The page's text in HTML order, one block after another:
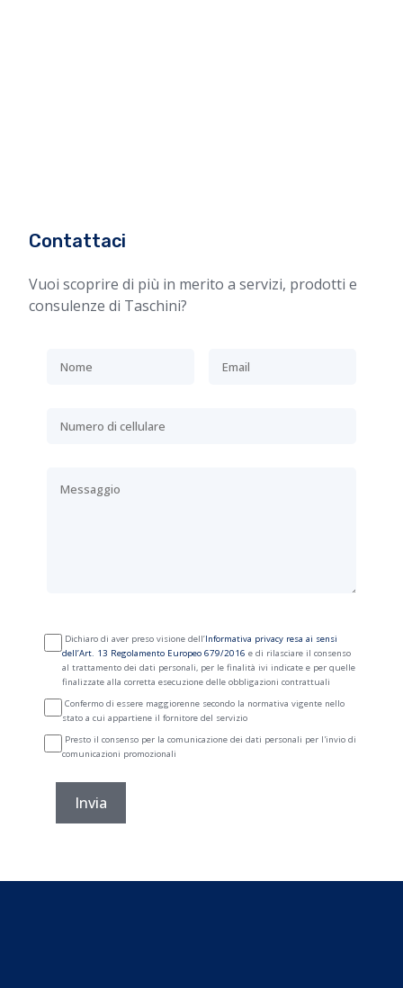
Contattaci
Vuoi scoprire di più in merito a servizi, prodotti e
consulenze di Taschini?
Dichiaro di aver preso visione dell’Informativa privacy resa ai sensi
dell’Art. 13 Regolamento Europeo 679/2016 e di rilasciare il consenso
al trattamento dei dati personali, per le finalità ivi indicate e per quelle
finalizzate alla corretta esecuzione delle obbligazioni contrattuali
Confermo di essere maggiorenne secondo la normativa vigente nello
stato a cui appartiene il fornitore del servizio
Presto il consenso per la comunicazione dei dati personali per l'invio di
comunicazioni promozionali
Invia